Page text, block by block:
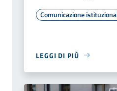
Comunicazione
LEGGI DI PIÙ